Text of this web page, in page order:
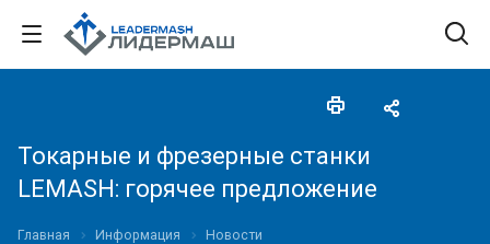
Токарные и фрезерные станки
LEMASH: горячее предложение
Главная Информация Новости